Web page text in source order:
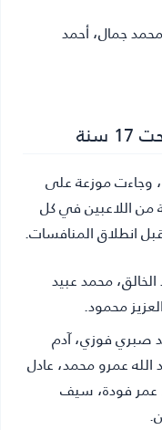
جمال، أحمد
وجاءت موزعة على
من اللاعبين في كل
انطلاق المنافسات.
محمد عبيد
محمود.
صبري فوزي، آدم
عمرو محمد، عادل
عمر فودة، سيف